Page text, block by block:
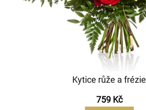
Kytice růže a frézie
759 Kč